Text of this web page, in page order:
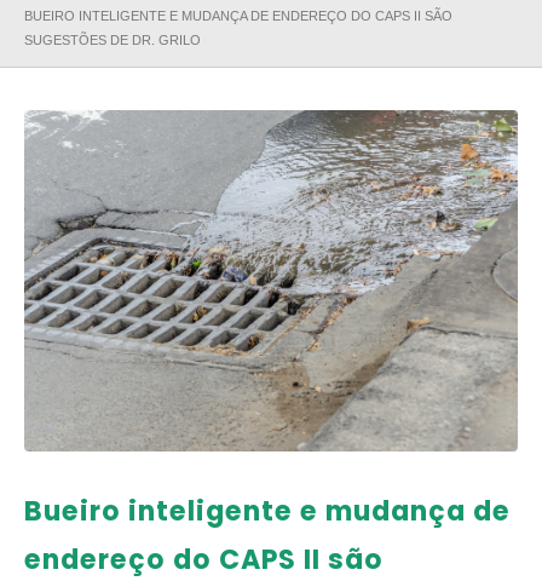
BUEIRO INTELIGENTE E MUDANÇA DE ENDEREÇO DO CAPS II SÃO
SUGESTÕES DE DR. GRILO
Bueiro inteligente e mudança de
endereço do CAPS II são